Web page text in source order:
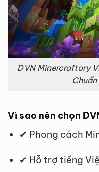
DVN Minercraftory
Vì sao nên chọn
✔ Phong cách
✔ Hỗ trợ tiếng